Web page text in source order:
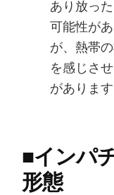
あり放っ
可能性が
が、熱帯
を感じさ
があります
■インパ
形態